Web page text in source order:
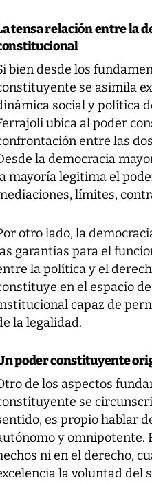
tensa relación entre la
bien desde los
se asimila
social y política
ubica al poder
entre las
la democracia
mayoría legitima el
límites,
otro lado, la
garantías para el
la política y el
en el espacio
capaz de
la legalidad.
poder constituyente
de los aspectos
se
es propio hablar
y omnipotente.
ni en el derecho,
la voluntad del